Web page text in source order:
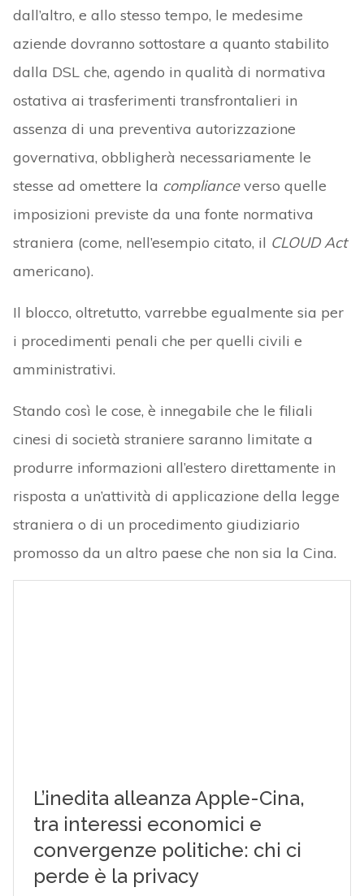
dall’altro, e allo stesso tempo, le medesime
aziende dovranno sottostare a quanto stabilito
dalla DSL che, agendo in qualità di normativa
ostativa ai trasferimenti transfrontalieri in
assenza di una preventiva autorizzazione
governativa, obbligherà necessariamente le
stesse ad omettere la complianceverso quelle
imposizioni previste da una fonte normativa
straniera (come, nell’esempio citato, il CLOUD Act
americano).
Il blocco, oltretutto, varrebbe egualmente sia per
i procedimenti penali che per quelli civili e
amministrativi.
Stando così le cose, è innegabile che le filiali
cinesi di società straniere saranno limitate a
produrre informazioni all’estero direttamente in
risposta a un’attività di applicazione della legge
straniera o di un procedimento giudiziario
promosso da un altro paese che non sia la Cina.